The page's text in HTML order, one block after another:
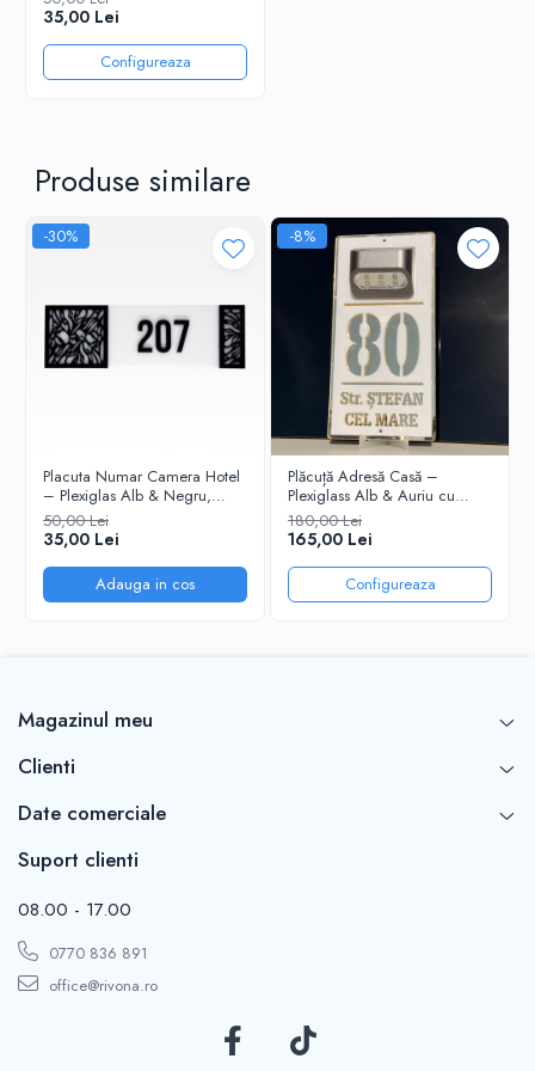
35,00 Lei
Configureaza
Produse similare
-30%
Placuta Numar Camera Hotel
– Plexiglas Alb & Negru,
Design Elegant
50,00 Lei
35,00 Lei
Adauga in cos
-8%
Plăcuță Adresă Casă –
Plexiglass Alb & Auriu cu
Lumină Solară Integrată
180,00 Lei
165,00 Lei
Configureaza
Magazinul meu
Clienti
Date comerciale
Suport clienti
08.00 - 17.00
0770 836 891
office@rivona.ro